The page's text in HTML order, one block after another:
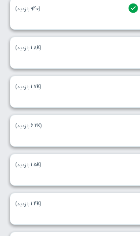
(940 بازدید)
(1.8K بازدید)
(1.7K بازدید)
(6.2K بازدید)
(1.5K بازدید)
(1.4K بازدید)